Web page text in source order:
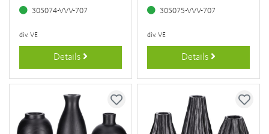
305074-VVV-707
div. VE
Details
305075-VVV-707
div. VE
Details